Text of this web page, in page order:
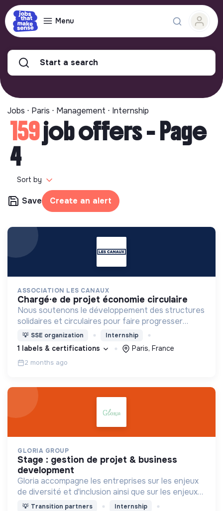
Menu
Start a search
Jobs ⋅ Paris ⋅ Management ⋅ Internship
159job offers - Page
4
Sort by
Save Create an alert
ASSOCIATION LES CANAUX
chargé·e de projet économie circulaire
Nous soutenons le développement des structures
solidaires et circulaires pour faire progresser
l’économie engagée en favorisant la coopération
entre les entreprises innovantes et les acteurs
locaux.
💡 SSE organization Internship
1 labels & certifications Paris, France
2 months ago
GLORIA GROUP
stage : gestion de projet & business
development
Gloria accompagne les entreprises sur les enjeux
de diversité et d'inclusion ainsi que sur les enjeux
environnementaux.
💡 Transition partners Internship